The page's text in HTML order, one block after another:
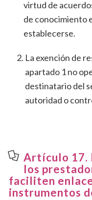
virtud de
de conocimiento
establecerse.
La exención de
apartado 1 no
destinatario del
autoridad o
Artículo 17.
los
faciliten
instrumentos